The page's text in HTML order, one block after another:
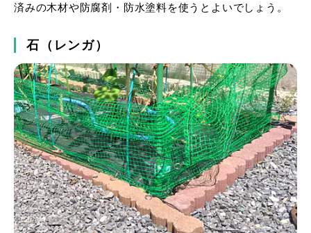
済みの木材や防腐剤・防水塗料を使うとよいでしょう。
石（レンガ）